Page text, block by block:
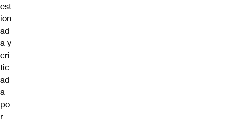
est
ion
ad
a y
cri
tic
ad
a
po
r